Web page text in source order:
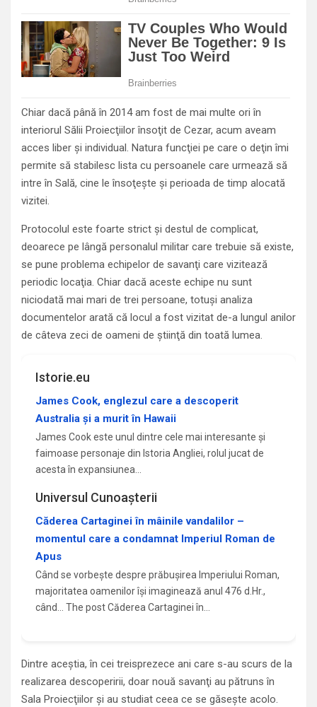
Chiar dacă până în 2014 am fost de mai multe ori în
interiorul Sălii Proiecţiilor însoţit de Cezar, acum aveam
acces liber şi individual. Natura funcţiei pe care o deţin îmi
permite să stabilesc lista cu persoanele care urmează să
intre în Sală, cine le însoţeşte şi perioada de timp alocată
vizitei.
Protocolul este foarte strict şi destul de complicat,
deoarece pe lângă personalul militar care trebuie să existe,
se pune problema echipelor de savanţi care vizitează
periodic locaţia. Chiar dacă aceste echipe nu sunt
niciodată mai mari de trei persoane, totuşi analiza
documentelor arată că locul a fost vizitat de-a lungul anilor
de câteva zeci de oameni de ştiinţă din toată lumea.
Istorie.eu
James Cook, englezul care a descoperit
Australia și a murit în Hawaii
James Cook este unul dintre cele mai interesante și
faimoase personaje din Istoria Angliei, rolul jucat de
acesta în expansiunea…
Universul Cunoașterii
Căderea Cartaginei în mâinile vandalilor –
momentul care a condamnat Imperiul Roman de
Apus
Când se vorbește despre prăbușirea Imperiului Roman,
majoritatea oamenilor își imaginează anul 476 d.Hr.,
când... The post Căderea Cartaginei în…
Dintre aceştia, în cei treisprezece ani care s-au scurs de la
realizarea descoperirii, doar nouă savanţi au pătruns în
Sala Proiecţiilor şi au studiat ceea ce se găseşte acolo.